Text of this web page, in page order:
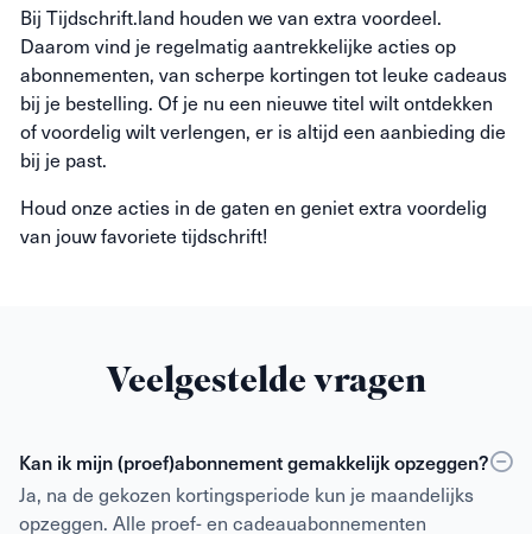
Bij Tijdschrift.land houden we van extra voordeel.
Daarom vind je regelmatig aantrekkelijke acties op
abonnementen, van scherpe kortingen tot leuke cadeaus
bij je bestelling. Of je nu een nieuwe titel wilt ontdekken
of voordelig wilt verlengen, er is altijd een aanbieding die
bij je past.
Houd onze acties in de gaten en geniet extra voordelig
van jouw favoriete tijdschrift!
Veelgestelde vragen
Kan ik mijn (proef)abonnement gemakkelijk opzeggen?
Ja, na de gekozen kortingsperiode kun je maandelijks
opzeggen. Alle proef- en cadeauabonnementen